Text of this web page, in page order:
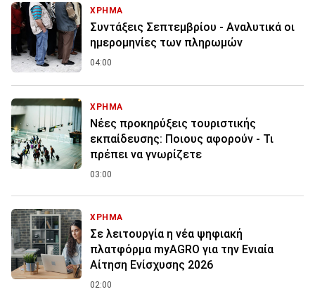
ΧΡΗΜΑ
Συντάξεις Σεπτεμβρίου - Αναλυτικά οι
ημερομηνίες των πληρωμών
04:00
ΧΡΗΜΑ
Νέες προκηρύξεις τουριστικής
εκπαίδευσης: Ποιους αφορούν - Τι
πρέπει να γνωρίζετε
03:00
ΧΡΗΜΑ
Σε λειτουργία η νέα ψηφιακή
πλατφόρμα myAGRO για την Ενιαία
Αίτηση Ενίσχυσης 2026
02:00